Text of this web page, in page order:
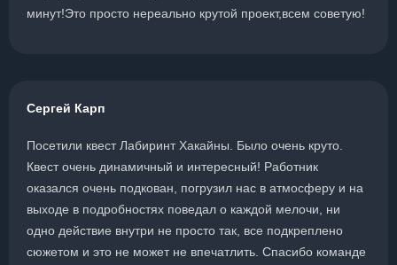
минут!Это просто нереально крутой проект,всем советую!
Сергей Карп
Посетили квест Лабиринт Хакайны. Было очень круто.
Квест очень динамичный и интересный! Работник
оказался очень подкован, погрузил нас в атмосферу и на
выходе в подробностях поведал о каждой мелочи, ни
одно действие внутри не просто так, все подкреплено
сюжетом и это не может не впечатлить. Спасибо команде